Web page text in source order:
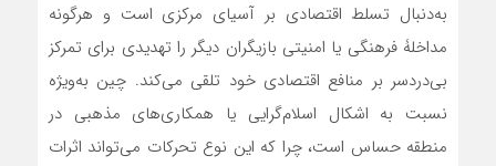
به‌دنبال تسلط اقتصادی بر آسیای مرکزی است و هرگونه
مداخلۀ فرهنگی یا امنیتی بازیگران دیگر را تهدیدی برای تمرکز
بی‌دردسر بر منافع اقتصادی خود تلقی می‌کند. چین به‌ویژه
نسبت به اشکال اسلام‌گرایی یا همکاری‌های مذهبی در
منطقه حساس است، چرا که این نوع تحرکات می‌تواند اثرات